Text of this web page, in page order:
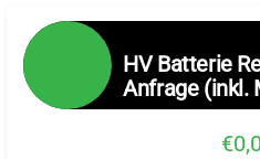
HV Batterie
Anfrage (inkl.